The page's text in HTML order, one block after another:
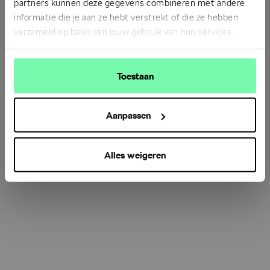
partners kunnen deze gegevens combineren met andere
informatie die je aan ze hebt verstrekt of die ze hebben
verzameld op basis van jouw gebruik van hun services.
Toestaan
Aanpassen
Alles weigeren